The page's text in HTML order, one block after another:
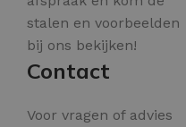
stalen en voorbeelden
bij ons bekijken!
Contact
Voor vragen of advies